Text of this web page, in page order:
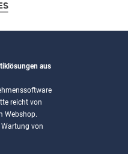
aus
reicht von
Webshop.
von